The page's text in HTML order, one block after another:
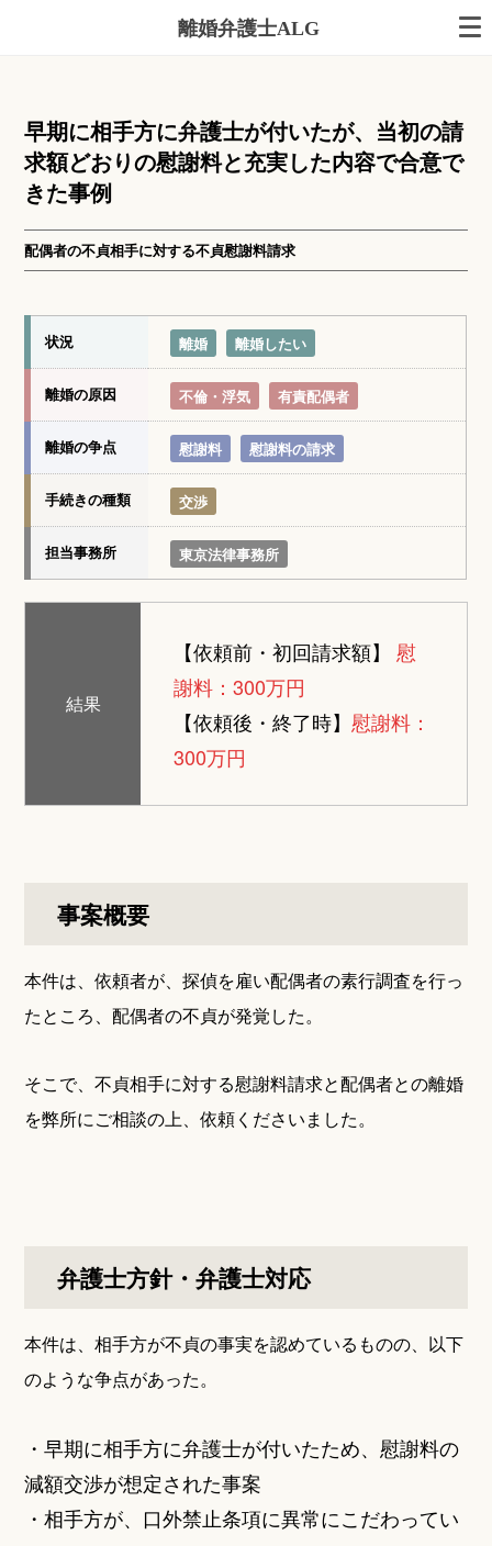
離婚弁護士ALG
早期に相手方に弁護士が付いたが、当初の請
求額どおりの慰謝料と充実した内容で合意で
きた事例
配偶者の不貞相手に対する不貞慰謝料請求
状況 離婚 離婚したい
離婚の原因 不倫・浮気 有責配偶者
離婚の争点 慰謝料 慰謝料の請求
手続きの種類 交渉
担当事務所 東京法律事務所
結果
【依頼前・初回請求額】 慰
謝料：300万円
【依頼後・終了時】 慰謝料：
300万円
事案概要
本件は、依頼者が、探偵を雇い配偶者の素行調査を行っ
たところ、配偶者の不貞が発覚した。
そこで、不貞相手に対する慰謝料請求と配偶者との離婚
を弊所にご相談の上、依頼くださいました。
弁護士方針・弁護士対応
本件は、相手方が不貞の事実を認めているものの、以下
のような争点があった。
・早期に相手方に弁護士が付いたため、慰謝料の
減額交渉が想定された事案
・相手方が、口外禁止条項に異常にこだわってい